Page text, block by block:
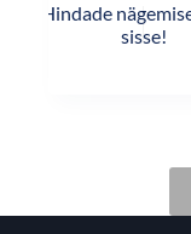
Hindade
sisse!